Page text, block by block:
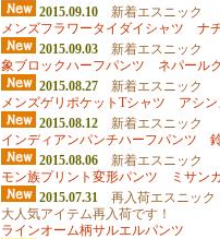
2015.09.10新着エスニック
メンズフラワータイダイシャツ
ナ
2015.09.03新着エスニック
象ブロックハーフパンツ
ネパール
2015.08.27新着エスニック
メンズゲリポケットTシャツ
アシ
2015.08.12新着エスニック
インディアンパンチハーフパンツ
2015.08.06新着エスニック
モン族プリント変形パンツ
ミサン
2015.07.31再入荷エスニック
大人気アイテム再入荷です！
ラインオーム柄サルエルパンツ